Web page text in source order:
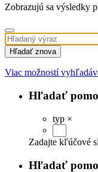
Zobrazujú sa výsledky
Hľadať znova
Viac možností
Hľadať
typ ×
Zadajte kľúčové
Hľadať